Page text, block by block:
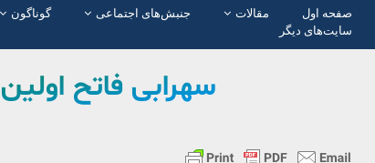
صفحە اول مقالات جنبش‌های اجتماعی گوناگون
سایت‌های دیگر
سهرابی فاتح